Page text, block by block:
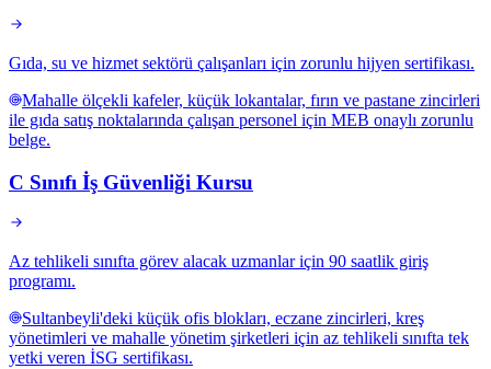
Gıda, su ve hizmet sektörü çalışanları için zorunlu hijyen sertifikası.
Mahalle ölçekli kafeler, küçük lokantalar, fırın ve pastane zincirleri
ile gıda satış noktalarında çalışan personel için MEB onaylı zorunlu
belge.
C Sınıfı İş Güvenliği Kursu
Az tehlikeli sınıfta görev alacak uzmanlar için 90 saatlik giriş
programı.
Sultanbeyli'deki küçük ofis blokları, eczane zincirleri, kreş
yönetimleri ve mahalle yönetim şirketleri için az tehlikeli sınıfta tek
yetki veren İSG sertifikası.